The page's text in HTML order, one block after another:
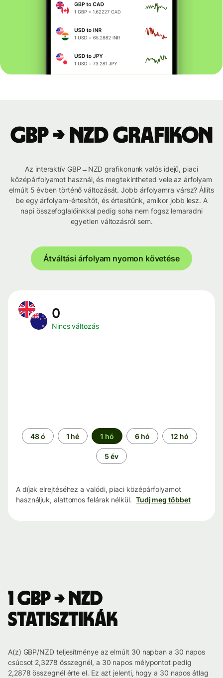
GBP → NZD grafikon
Az interaktív GBP→NZD grafikonunk valós idejű, piaci
középárfolyamot használ, és megtekintheted vele az árfolyam
elmúlt 5 évben történő változását. Jobb árfolyamra vársz? Állíts
be egy árfolyam-értesítőt, és értesítünk, amikor jobb lesz. A
napi összefoglalóinkkal pedig soha nem fogsz lemaradni
egyetlen változásról sem.
Átváltási árfolyam nyomon követése
0
Nincs változás
Időszak
48 ó 1 hé 1 hó 6 hó 12 hó
5 év
A díjak elrejtéséhez a valódi, piaci középárfolyamot
használjuk, alattomos felárak nélkül. Tudj meg többet
1 GBP → NZD
statisztikák
A(z) GBP/NZD teljesítménye az elmúlt 30 napban a 30 napos
csúcsot 2,3278 összegnél, a 30 napos mélypontot pedig
2,2878 összegnél érte el. Ez azt jelenti, hogy a 30 napos átlag